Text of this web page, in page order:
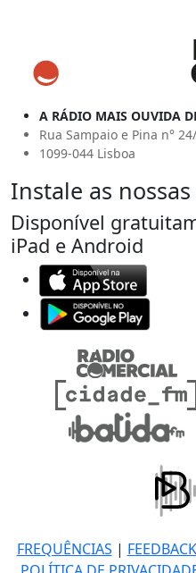
A RÁDIO MAIS OUVIDA
Rua Sampaio e Pina n°
1099-044 Lisboa
Instale as
Disponível
iPad e Android
FREQUÊNCIAS | FEEDBACK